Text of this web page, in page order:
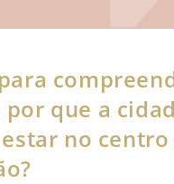
que a
no centro